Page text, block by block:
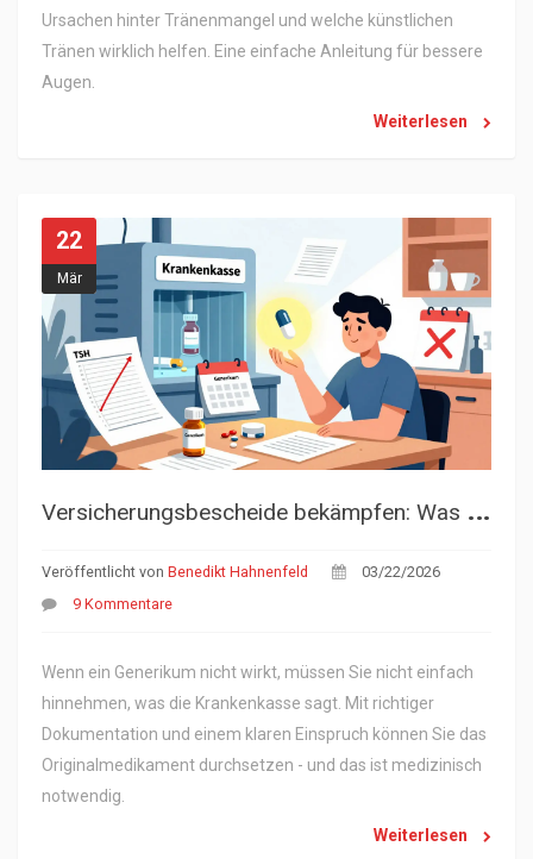
Ursachen hinter Tränenmangel und welche künstlichen
Tränen wirklich helfen. Eine einfache Anleitung für bessere
Augen.
Weiterlesen
22
Mär
V
ersicherungsbescheide bekämpfen: Was tun, wenn ein Generikum nicht wirkt?
Veröffentlicht von Benedikt Hahnenfeld
03/22/2026
9 Kommentare
Wenn ein Generikum nicht wirkt, müssen Sie nicht einfach
hinnehmen, was die Krankenkasse sagt. Mit richtiger
Dokumentation und einem klaren Einspruch können Sie das
Originalmedikament durchsetzen - und das ist medizinisch
notwendig.
Weiterlesen